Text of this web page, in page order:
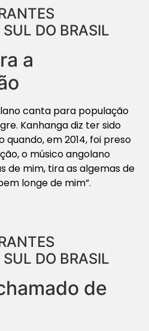
DO BRASIL
a
canta para população
Kanhanga diz ter sido
em 2014, foi preso
o músico angolano
de mim, tira as algemas de
longe de mim”.
DO BRASIL
de